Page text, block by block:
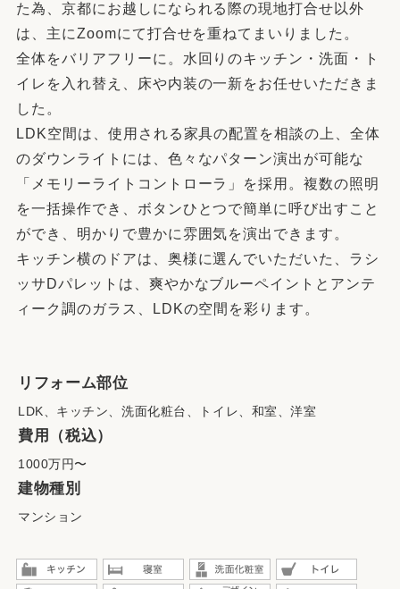
た為、京都にお越しになられる際の現地打合せ以外
は、主にZoomにて打合せを重ねてまいりました。
全体をバリアフリーに。水回りのキッチン・洗面・ト
イレを入れ替え、床や内装の一新をお任せいただきま
した。
LDK空間は、使用される家具の配置を相談の上、全体
のダウンライトには、色々なパターン演出が可能な
「メモリーライトコントローラ」を採用。複数の照明
を一括操作でき、ボタンひとつで簡単に呼び出すこと
ができ、明かりで豊かに雰囲気を演出できます。
キッチン横のドアは、奥様に選んでいただいた、ラシ
ッサDパレットは、爽やかなブルーペイントとアンテ
ィーク調のガラス、LDKの空間を彩ります。
リフォーム部位
LDK、キッチン、洗面化粧台、トイレ、和室、洋室
費用（税込）
1000万円〜
建物種別
マンション